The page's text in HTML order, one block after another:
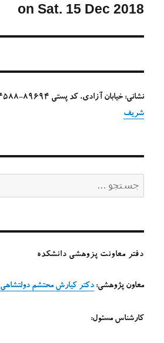
بعدی:
on Sat. 15 Dec 2018
نشانی: خیابان آزادی، کد پستی 89694-14588،
شریف
برای:
دفتر معاونت پزوهشی دانشکده
معاون پژوهشی:دکتر کیارش محتشم دولتشاهی
کارشناس مسئول: